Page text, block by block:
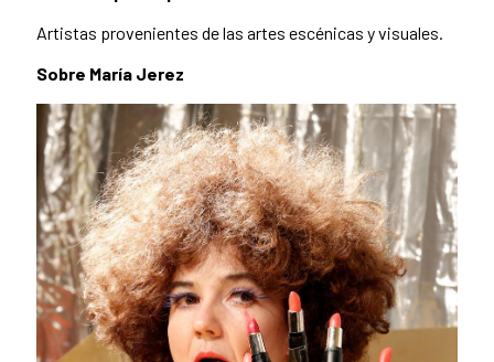
Artistas provenientes de las artes escénicas y visuales.
Sobre María Jerez